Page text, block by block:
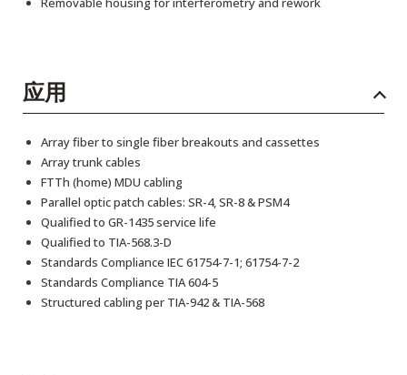
应用
Array fiber to single fiber breakouts and cassettes
Array trunk cables
FTTh (home) MDU cabling
Parallel optic patch cables: SR-4, SR-8 & PSM4
Qualified to GR-1435 service life
Qualified to TIA-568.3-D
Standards Compliance IEC 61754-7-1; 61754-7-2
Standards Compliance TIA 604-5
Structured cabling per TIA-942 & TIA-568